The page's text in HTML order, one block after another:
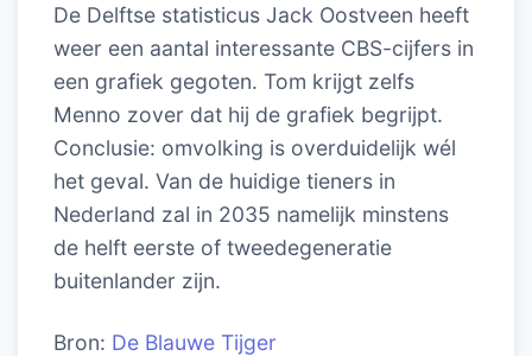
De Delftse statisticus Jack Oostveen heeft
weer een aantal interessante CBS-cijfers in
een grafiek gegoten. Tom krijgt zelfs
Menno zover dat hij de grafiek begrijpt.
Conclusie: omvolking is overduidelijk wél
het geval. Van de huidige tieners in
Nederland zal in 2035 namelijk minstens
de helft eerste of tweedegeneratie
buitenlander zijn.
Bron: De Blauwe Tijger